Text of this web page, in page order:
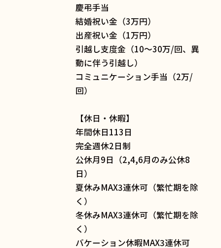
慶弔手当
結婚祝い金（3万円）
出産祝い金（1万円）
引越し支度金（10〜30万/回、異
動に伴う引越し）
コミュニケーション手当（2万/
回）
【休日・休暇】
年間休日113日
完全週休2日制
公休月9日（2,4,6月のみ公休8
日）
夏休みMAX3連休可（繁忙期を除
く）
冬休みMAX3連休可（繁忙期を除
く）
バケーション休暇MAX3連休可